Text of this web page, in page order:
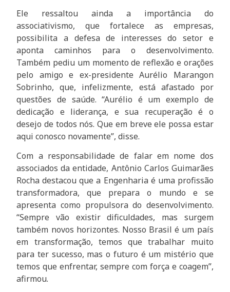
Ele ressaltou ainda a importância do
associativismo, que fortalece as empresas,
possibilita a defesa de interesses do setor e
aponta caminhos para o desenvolvimento.
Também pediu um momento de reflexão e orações
pelo amigo e ex-presidente Aurélio Marangon
Sobrinho, que, infelizmente, está afastado por
questões de saúde. “Aurélio é um exemplo de
dedicação e liderança, e sua recuperação é o
desejo de todos nós. Que em breve ele possa estar
aqui conosco novamente”, disse.
Com a responsabilidade de falar em nome dos
associados da entidade, Antônio Carlos Guimarães
Rocha destacou que a Engenharia é uma profissão
transformadora, que prepara o mundo e se
apresenta como propulsora do desenvolvimento.
“Sempre vão existir dificuldades, mas surgem
também novos horizontes. Nosso Brasil é um país
em transformação, temos que trabalhar muito
para ter sucesso, mas o futuro é um mistério que
temos que enfrentar, sempre com força e coagem”,
afirmou.